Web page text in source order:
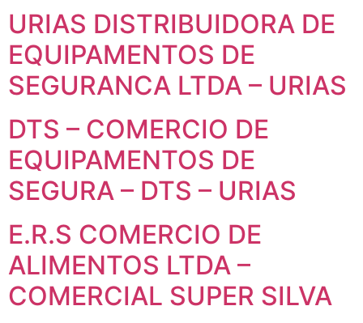
URIAS DISTRIBUIDORA DE
EQUIPAMENTOS DE
SEGURANCA LTDA – URIAS
DTS – COMERCIO DE
EQUIPAMENTOS DE
SEGURA – DTS – URIAS
E.R.S COMERCIO DE
ALIMENTOS LTDA –
COMERCIAL SUPER SILVA